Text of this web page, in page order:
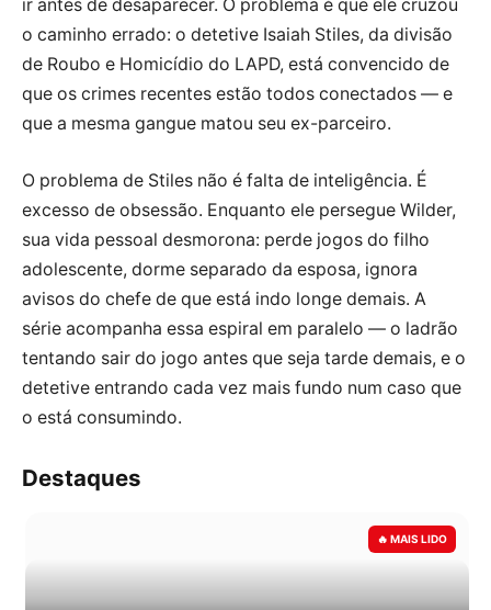
ir antes de desaparecer. O problema é que ele cruzou
o caminho errado: o detetive Isaiah Stiles, da divisão
de Roubo e Homicídio do LAPD, está convencido de
que os crimes recentes estão todos conectados — e
que a mesma gangue matou seu ex-parceiro.
O problema de Stiles não é falta de inteligência. É
excesso de obsessão. Enquanto ele persegue Wilder,
sua vida pessoal desmorona: perde jogos do filho
adolescente, dorme separado da esposa, ignora
avisos do chefe de que está indo longe demais. A
série acompanha essa espiral em paralelo — o ladrão
tentando sair do jogo antes que seja tarde demais, e o
detetive entrando cada vez mais fundo num caso que
o está consumindo.
Destaques